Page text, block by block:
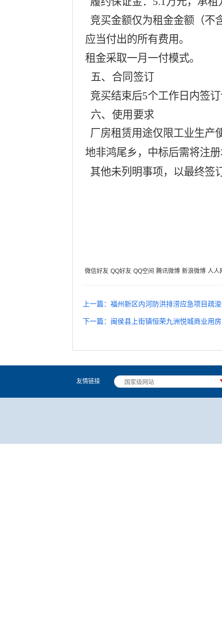
竞买金额仅为租金金额（不
应当付出的所有费用。
租金采取一月一付模式。
五、 合同签订
竞买结束后5个工作日内签
六、 使用要求
厂房租赁用途仅限工业生产
地非鸿尾乡，中标后需将注
其他未列明事项，以最终签
微信好友 QQ好友 QQ空间 腾讯微博 新浪微博 人人
上一篇：福州新区内河防洪排涝应急项目疏
下一篇：闽侯县上街镇恒荣九洲悦城商业用
友情链接